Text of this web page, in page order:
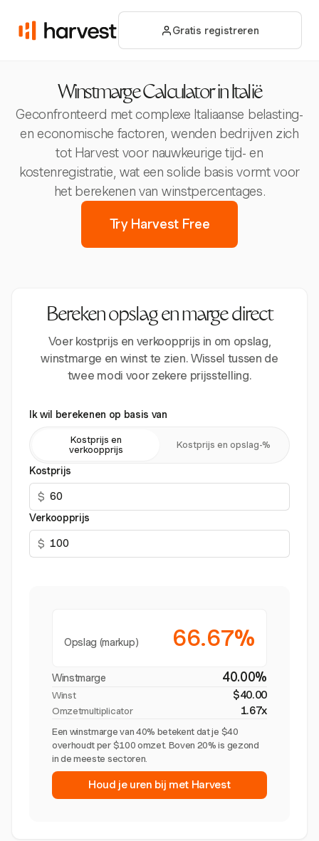
Gratis registreren
Winstmarge Calculator in Italië
Geconfronteerd met complexe Italiaanse belasting-
en economische factoren, wenden bedrijven zich
tot Harvest voor nauwkeurige tijd- en
kostenregistratie, wat een solide basis vormt voor
het berekenen van winstpercentages.
Try Harvest Free
Bereken opslag en marge direct
Voer kostprijs en verkoopprijs in om opslag,
winstmarge en winst te zien. Wissel tussen de
twee modi voor zekere prijsstelling.
Ik wil berekenen op basis van
Kostprijs en
verkoopprijs
Kostprijs en opslag-%
Kostprijs
$
Verkoopprijs
$
Opslag (markup) 66.67%
Winstmarge 40.00%
Winst $40.00
Omzetmultiplicator 1.67x
Een winstmarge van 40% betekent dat je $40
overhoudt per $100 omzet. Boven 20% is gezond
in de meeste sectoren.
Houd je uren bij met Harvest